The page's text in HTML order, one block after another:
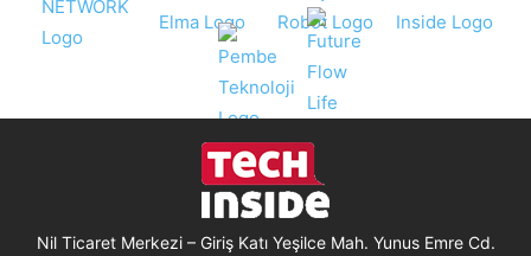
Nil Ticaret Merkezi – Giriş Katı Yeşilce Mah. Yunus Emre Cd.